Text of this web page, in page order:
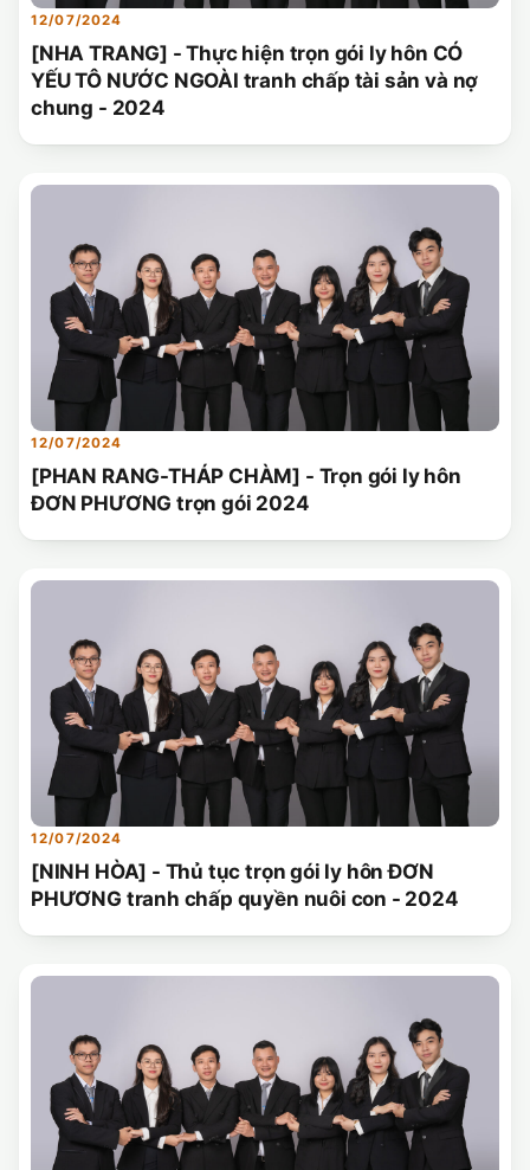
12/07/2024
[NHA TRANG] - Thực hiện trọn gói ly hôn CÓ
YẾU TÔ NƯỚC NGOÀI tranh chấp tài sản và nợ
chung - 2024
12/07/2024
[PHAN RANG-THÁP CHÀM] - Trọn gói ly hôn
ĐƠN PHƯƠNG trọn gói 2024
12/07/2024
[NINH HÒA] - Thủ tục trọn gói ly hôn ĐƠN
PHƯƠNG tranh chấp quyền nuôi con - 2024